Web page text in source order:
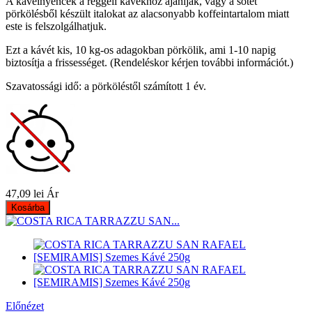
pörkölésből készült italokat az alacsonyabb koffeintartalom miatt
este is felszolgálhatjuk.
Ezt a kávét kis, 10 kg-os adagokban pörkölik, ami 1-10 napig
biztosítja a frissességet. (Rendeléskor kérjen további információt.)
Szavatossági idő: a pörköléstől számított 1 év.
47,09 lei Ár
Kosárba
Előnézet